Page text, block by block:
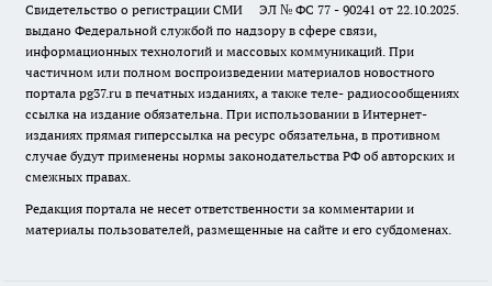
Свидетельство о регистрации СМИ ЭЛ № ФС 77 - 90241 от 22.10.2025.
выдано Федеральной службой по надзору в сфере связи,
информационных технологий и массовых коммуникаций. При
частичном или полном воспроизведении материалов новостного
портала pg37.ru в печатных изданиях, а также теле- радиосообщениях
ссылка на издание обязательна. При использовании в Интернет-
изданиях прямая гиперссылка на ресурс обязательна, в противном
случае будут применены нормы законодательства РФ об авторских и
смежных правах.
Редакция портала не несет ответственности за комментарии и
материалы пользователей, размещенные на сайте и его субдоменах.